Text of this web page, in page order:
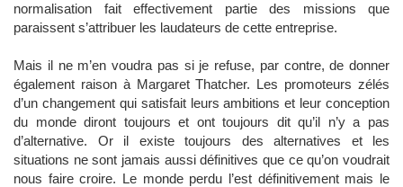
normalisation fait effectivement partie des missions que
paraissent s’attribuer les laudateurs de cette entreprise.
Mais il ne m’en voudra pas si je refuse, par contre, de donner
également raison à Margaret Thatcher. Les promoteurs zélés
d’un changement qui satisfait leurs ambitions et leur conception
du monde diront toujours et ont toujours dit qu’il n’y a pas
d’alternative. Or il existe toujours des alternatives et les
situations ne sont jamais aussi définitives que ce qu’on voudrait
nous faire croire. Le monde perdu l’est définitivement mais le